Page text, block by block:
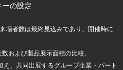
ーの設定
場者数は最終見込みであり、開催時に
および製品展示面積の比較。
、共同出展するグループ企業・パート